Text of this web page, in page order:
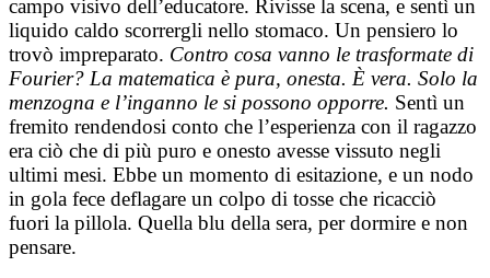
campo visivo dell’educatore. Rivisse la scena, e sentì un
liquido caldo scorrergli nello stomaco. Un pensiero lo
trovò impreparato. Contro cosa vanno le trasformate di
Fourier? La matematica è pura, onesta. È vera. Solo la
menzogna e l’inganno le si possono opporre. Sentì un
fremito rendendosi conto che l’esperienza con il ragazzo
era ciò che di più puro e onesto avesse vissuto negli
ultimi mesi. Ebbe un momento di esitazione, e un nodo
in gola fece deflagare un colpo di tosse che ricacciò
fuori la pillola. Quella blu della sera, per dormire e non
pensare.